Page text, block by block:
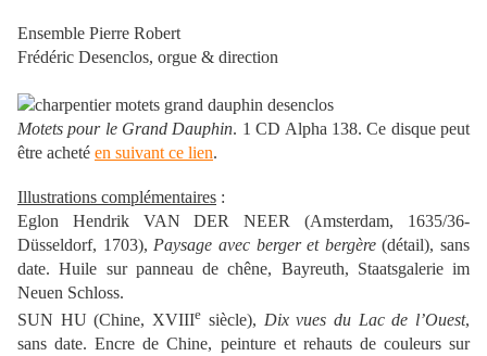
Ensemble Pierre Robert
Frédéric Desenclos, orgue & direction
Motets pour le Grand Dauphin. 1 CD Alpha 138. Ce disque peut
être acheté en suivant ce lien.
Illustrations complémentaires :
Eglon Hendrik VAN DER NEER (Amsterdam, 1635/36-
Düsseldorf, 1703), Paysage avec berger et bergère(détail), sans
date. Huile sur panneau de chêne, Bayreuth, Staatsgalerie im
Neuen Schloss.
SUN HU (Chine, XVIIIe siècle), Dix vues du Lac de l’Ouest,
sans date. Encre de Chine, peinture et rehauts de couleurs sur